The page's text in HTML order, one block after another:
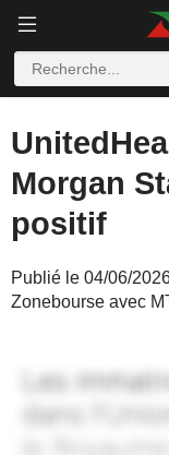
Morgan
positif
Publié le 04/06/
Zonebourse avec